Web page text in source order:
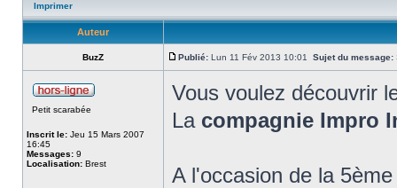
Imprimer
Auteur
BuzZ Publié: Lun 11 Fév 2013 10:01 Sujet du message:
Petit scarabée
Inscrit le: Jeu 15 Mars 2007
16:45
Messages: 9
Localisation: Brest
Vous voulez découvrir
La compagnie Impro
A l'occasion de la